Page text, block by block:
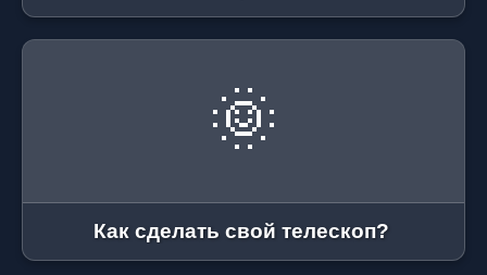
🌞
Как сделать свой телескоп?